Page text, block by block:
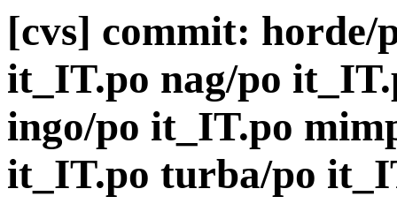
[cvs] commit: horde/
it_IT.po nag/po
ingo/po it_IT.po
it_IT.po turba/po